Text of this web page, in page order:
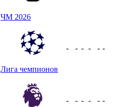
ЧМ 2026
Лига чемпионов
- - - - - -
- - - - - -